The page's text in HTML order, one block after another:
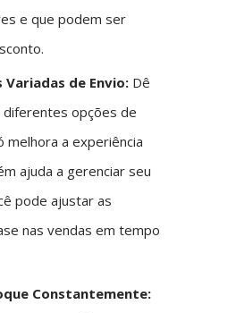
e que podem ser
Variadas de Envio: Dê
opções de
melhora a experiência
ajuda a gerenciar seu
pode ajustar as
nas vendas em tempo
Constantemente: